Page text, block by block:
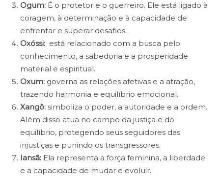
Ogum: É o protetor e o guerreiro. Ele está ligado à
coragem, à determinação e à capacidade de
enfrentar e superar desafios.
Oxóssi: está relacionado com a busca pelo
conhecimento, a sabedoria e a prosperidade
material e espiritual.
Oxum: governa as relações afetivas e a atração,
trazendo harmonia e equilíbrio emocional.
Xangô: simboliza o poder, a autoridade e a ordem.
Além disso atua no campo da justiça e do
equilíbrio, protegendo seus seguidores das
injustiças e punindo os transgressores.
Iansã: Ela representa a força feminina, a liberdade
e a capacidade de mudar e evoluir.